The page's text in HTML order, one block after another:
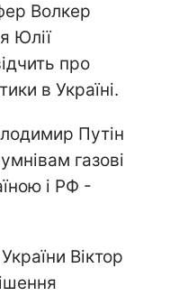
Волкер
Юлії
про
в Україні.
Путін
газові
і РФ -
Віктор